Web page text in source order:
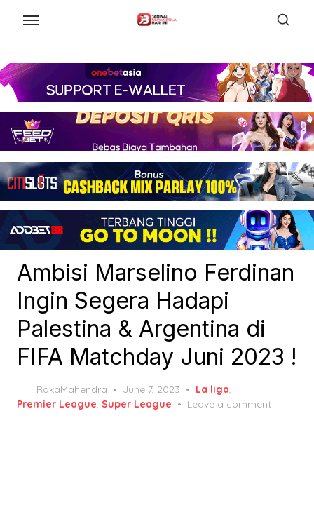
content
Ambisi Marselino Ferdinan
Ingin Segera Hadapi
Palestina & Argentina di
FIFA Matchday Juni 2023 !
RakaMahendra
Posted
on
June 7, 2023 La liga,
Premier League, Super League Leave a comment